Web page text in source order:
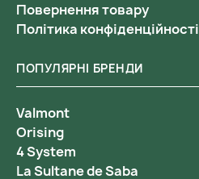
Повернення товару
Політика конфіденційності
ПОПУЛЯРНІ БРЕНДИ
Valmont
Orising
4 System
La Sultane de Saba